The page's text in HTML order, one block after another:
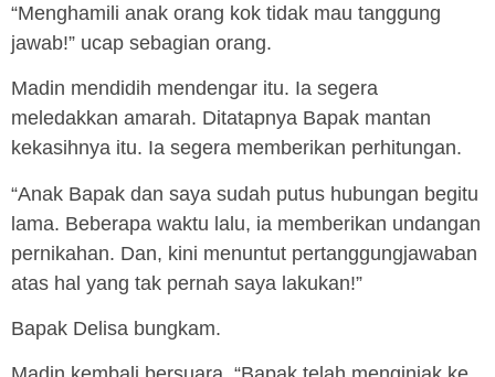
“Menghamili anak orang kok tidak mau tanggung
jawab!” ucap sebagian orang.
Madin mendidih mendengar itu. Ia segera
meledakkan amarah. Ditatapnya Bapak mantan
kekasihnya itu. Ia segera memberikan perhitungan.
“Anak Bapak dan saya sudah putus hubungan begitu
lama. Beberapa waktu lalu, ia memberikan undangan
pernikahan. Dan, kini menuntut pertanggungjawaban
atas hal yang tak pernah saya lakukan!”
Bapak Delisa bungkam.